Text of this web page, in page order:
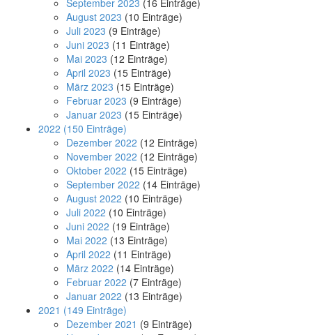
September 2023 (16 Einträge)
August 2023 (10 Einträge)
Juli 2023 (9 Einträge)
Juni 2023 (11 Einträge)
Mai 2023 (12 Einträge)
April 2023 (15 Einträge)
März 2023 (15 Einträge)
Februar 2023 (9 Einträge)
Januar 2023 (15 Einträge)
2022 (150 Einträge)
Dezember 2022 (12 Einträge)
November 2022 (12 Einträge)
Oktober 2022 (15 Einträge)
September 2022 (14 Einträge)
August 2022 (10 Einträge)
Juli 2022 (10 Einträge)
Juni 2022 (19 Einträge)
Mai 2022 (13 Einträge)
April 2022 (11 Einträge)
März 2022 (14 Einträge)
Februar 2022 (7 Einträge)
Januar 2022 (13 Einträge)
2021 (149 Einträge)
Dezember 2021 (9 Einträge)